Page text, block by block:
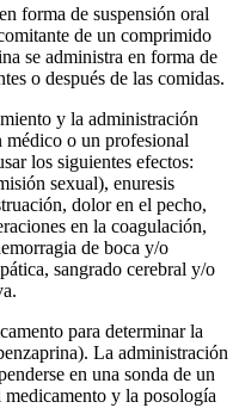
forma de suspensión oral
de un comprimido
se administra en forma de
o después de las comidas.
y la administración
médico o un profesional
los siguientes efectos:
sexual), enuresis
dolor en el pecho,
en la coagulación,
de boca y/o
sangrado cerebral y/o
para determinar la
La administración
en una sonda de un
y la posología